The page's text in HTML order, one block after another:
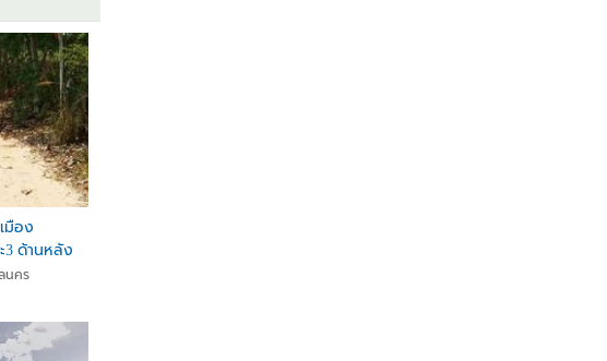
มือง
3 ด้านหลัง
นคร